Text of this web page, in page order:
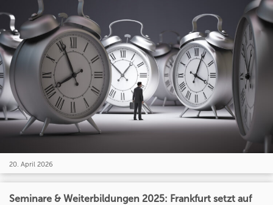
20. April 2026
Seminare & Weiterbildungen 2025: Frankfurt setzt auf